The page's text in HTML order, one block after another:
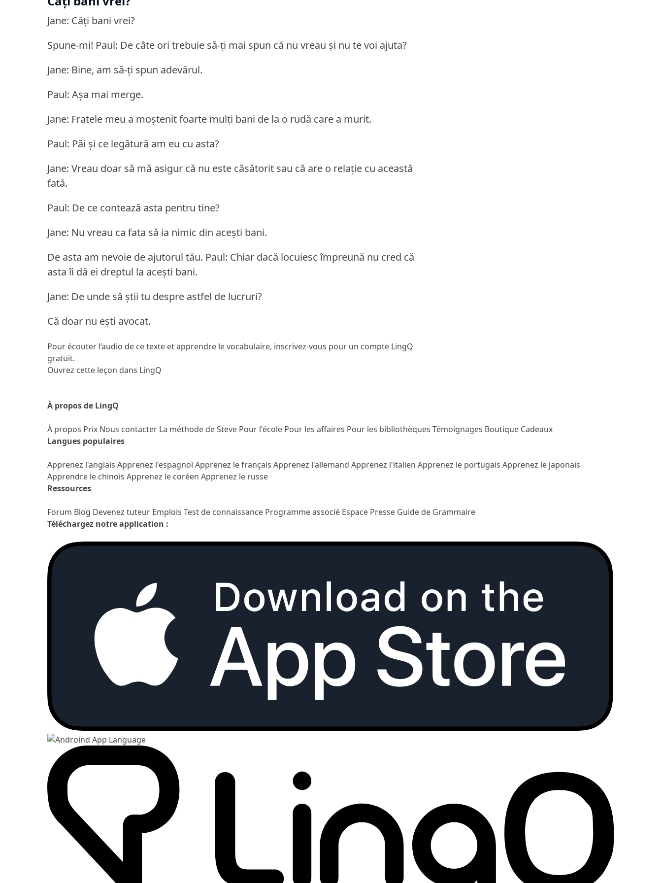
Jane: Câți bani vrei?
Spune-mi! Paul: De câte ori trebuie să-ți mai spun că nu vreau și nu te voi ajuta?
Jane: Bine, am să-ți spun adevărul.
Paul: Așa mai merge.
Jane: Fratele meu a moștenit foarte mulți bani de la o rudă care a murit.
Paul: Păi și ce legătură am eu cu asta?
Jane: Vreau doar să mă asigur că nu este căsătorit sau că are o relație cu această
fată.
Paul: De ce contează asta pentru tine?
Jane: Nu vreau ca fata să ia nimic din acești bani.
De asta am nevoie de ajutorul tău. Paul: Chiar dacă locuiesc împreună nu cred că
asta îi dă ei dreptul la acești bani.
Jane: De unde să știi tu despre astfel de lucruri?
Că doar nu ești avocat.
Pour écouter l’audio de ce texte et apprendre le vocabulaire, inscrivez-vous pour un compte LingQ
gratuit.
Ouvrez cette leçon dans LingQ
À propos de LingQ
À propos Prix Nous contacter La méthode de Steve Pour l'école Pour les affaires Pour les bibliothèques Témoignages Boutique Cadeaux
Langues populaires
Apprenez l'anglais Apprenez l'espagnol Apprenez le français Apprenez l'allemand Apprenez l'italien Apprenez le portugais Apprenez le japonais
Apprendre le chinois Apprenez le coréen Apprenez le russe
Ressources
Forum Blog Devenez tuteur Emplois Test de connaissance Programme associé Espace Presse Guide de Grammaire
Téléchargez notre application :